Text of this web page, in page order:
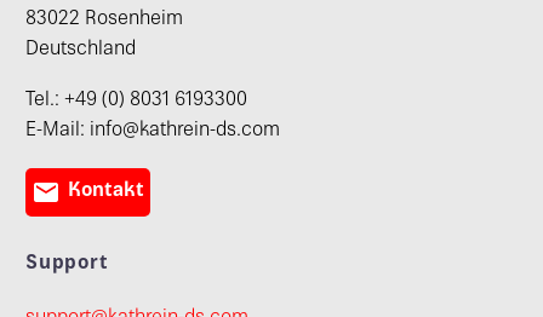
83022 Rosenheim
Deutschland
Tel.: +49 (0) 8031 6193300
E-Mail: info@kathrein-ds.com
 Kontakt
Support